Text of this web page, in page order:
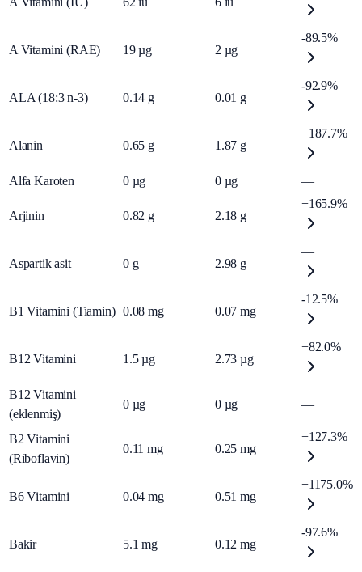
A Vitamini (RAE) 19 µg 2 µg
-89.5%
ALA (18:3 n-3) 0.14 g 0.01 g
-92.9%
Alanin 0.65 g 1.87 g
+187.7%
Alfa Karoten 0 µg 0 µg —
Arjinin 0.82 g 2.18 g
+165.9%
Aspartik asit 0 g 2.98 g
—
B1 Vitamini (Tiamin) 0.08 mg 0.07 mg
-12.5%
B12 Vitamini 1.5 µg 2.73 µg
+82.0%
B12 Vitamini
(eklenmiş)
0 µg 0 µg —
B2 Vitamini
(Riboflavin)
0.11 mg 0.25 mg
+127.3%
B6 Vitamini 0.04 mg 0.51 mg
+1175.0%
Bakir 5.1 mg 0.12 mg
-97.6%